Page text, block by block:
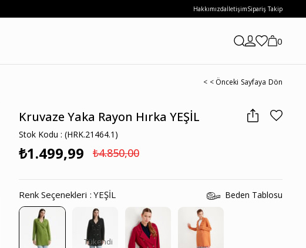
HakkımızdaİletişimSipariş Takip
0
< < Önceki Sayfaya Dön
Kruvaze Yaka Rayon Hırka YEŞİL
Stok Kodu (HRK.21464.1)
₺4.850,00
₺1.499,99
Beden Tablosu
Renk Seçenekleri YEŞİL
Tükendi